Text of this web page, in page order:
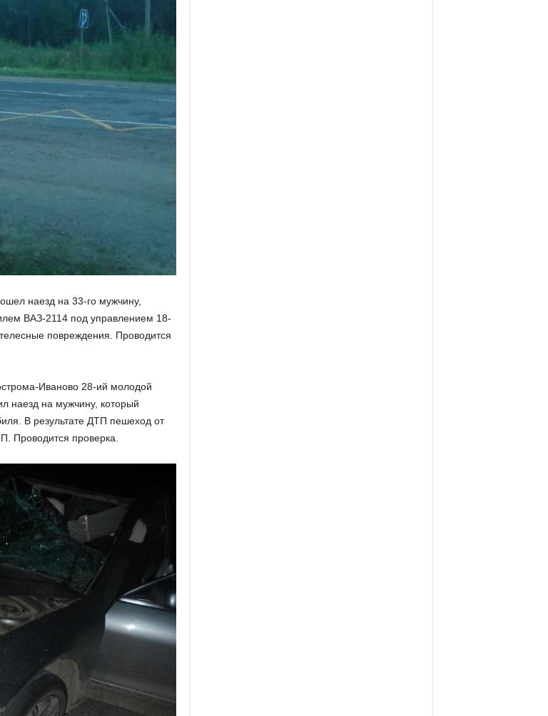
наезд на 33-го мужчину,
ВАЗ-2114 под управлением 18-
повреждения. Проводится
Иваново 28-ий молодой
наезд на мужчину, который
В результате ДТП пешеход от
Проводится проверка.